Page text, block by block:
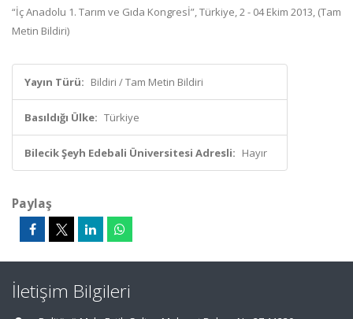
“İç Anadolu 1. Tarım ve Gıda Kongresİ”, Türkiye, 2 - 04 Ekim 2013, (Tam
Metin Bildiri)
Yayın Türü: Bildiri / Tam Metin Bildiri
Basıldığı Ülke: Türkiye
Bilecik Şeyh Edebali Üniversitesi Adresli: Hayır
Paylaş
İletişim Bilgileri